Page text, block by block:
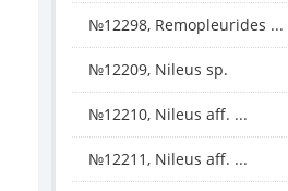
№12298, Remopleurides ...
№12209, Nileus sp.
№12210, Nileus aff. ...
№12211, Nileus aff. ...